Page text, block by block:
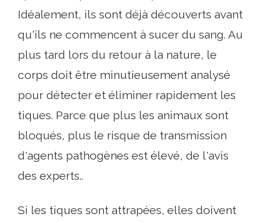
Idéalement, ils sont déjà découverts avant
qu'ils ne commencent à sucer du sang. Au
plus tard lors du retour à la nature, le
corps doit être minutieusement analysé
pour détecter et éliminer rapidement les
tiques. Parce que plus les animaux sont
bloqués, plus le risque de transmission
d'agents pathogènes est élevé, de l'avis
des experts..
Si les tiques sont attrapées, elles doivent